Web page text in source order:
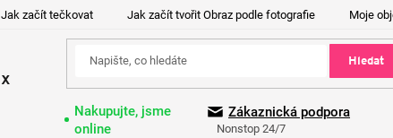
Jak začít tečkovat Jak začít tvořit Obraz podle fotografie Moje
Hledat
Nakupujte, jsme
online
Zákaznická podpora
Nonstop 24/7